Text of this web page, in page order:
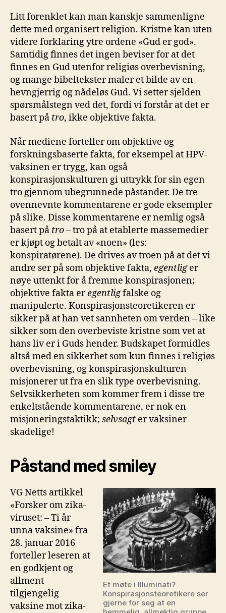
Litt forenklet kan man kanskje sammenligne
dette med organisert religion. Kristne kan uten
videre forklaring ytre ordene «Gud er god».
Samtidig finnes det ingen beviser for at det
finnes en Gud utenfor religiøs overbevisning,
og mange bibeltekster maler et bilde av en
hevngjerrig og nådeløs Gud. Vi setter sjelden
spørsmålstegn ved det, fordi vi forstår at det er
basert på tro, ikke objektive fakta.
Når mediene forteller om objektive og
forskningsbaserte fakta, for eksempel at HPV-
vaksinen er trygg, kan også
konspirasjonskulturen gi uttrykk for sin egen
tro gjennom ubegrunnede påstander. De tre
ovennevnte kommentarene er gode eksempler
på slike. Disse kommentarene er nemlig også
basert på tro– tro på at etablerte massemedier
er kjøpt og betalt av «noen» (les:
konspiratørene). De drives av troen på at det vi
andre ser på som objektive fakta, egentliger
nøye uttenkt for å fremme konspirasjonen;
objektive fakta eregentligfalske og
manipulerte. Konspirasjonsteoretikeren er
sikker på at han vet sannheten om verden – like
sikker som den overbeviste kristne som vet at
hans liv er i Guds hender. Budskapet formidles
altså med en sikkerhet som kun finnes i religiøs
overbevisning, og konspirasjonskulturen
misjonerer ut fra en slik type overbevisning.
Selvsikkerheten som kommer frem i disse tre
enkeltstående kommentarene, er nok en
misjoneringstaktikk; selvsagt er vaksiner
skadelige!
Påstand med smiley
Et møte i Illuminati?
Konspirasjonsteoretikere ser
gjerne for seg at en
VG Netts artikkel
«Forsker om zika-
viruset: – Ti år
unna vaksine» fra
28. januar 2016
forteller leseren at
en godkjent og
allment
tilgjengelig
vaksine mot zika-